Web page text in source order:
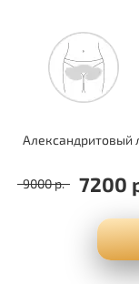
Александритовый
9000 р. 7200